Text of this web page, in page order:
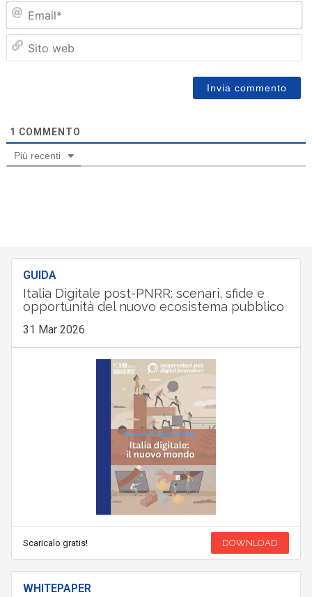
1 COMMENTO
Più recenti
GUIDA
Italia Digitale post-PNRR: scenari, sfide e
opportunità del nuovo ecosistema pubblico
31 Mar 2026
Scaricalo gratis! DOWNLOAD
WHITEPAPER